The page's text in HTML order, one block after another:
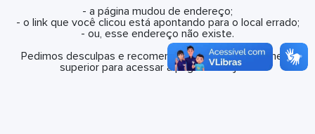
- a página mudou de endereço;
- o link que você clicou está apontando para o local errado;
- ou, esse endereço não existe.
Pedimos desculpas e recomendamos que utilize o menu
superior para acessar a página desejada.